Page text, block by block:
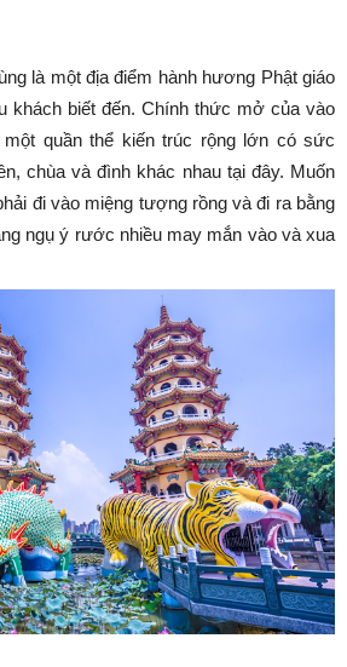
là một địa điểm hành hương Phật giáo
khách biết đến. Chính thức mở của vào
một quần thể kiến trúc rộng lớn có sức
chùa và đình khác nhau tại đây. Muốn
đi vào miệng tượng rồng và đi ra bằng
ngụ ý rước nhiều may mắn vào và xua